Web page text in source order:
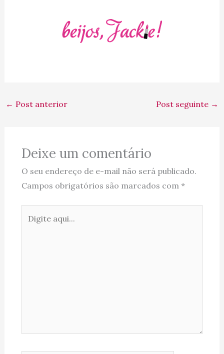
← Post anterior Post seguinte →
Deixe um comentário
O seu endereço de e-mail não será publicado.
Campos obrigatórios são marcados com *
aqui...